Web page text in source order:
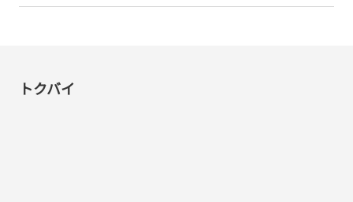
トクバイ